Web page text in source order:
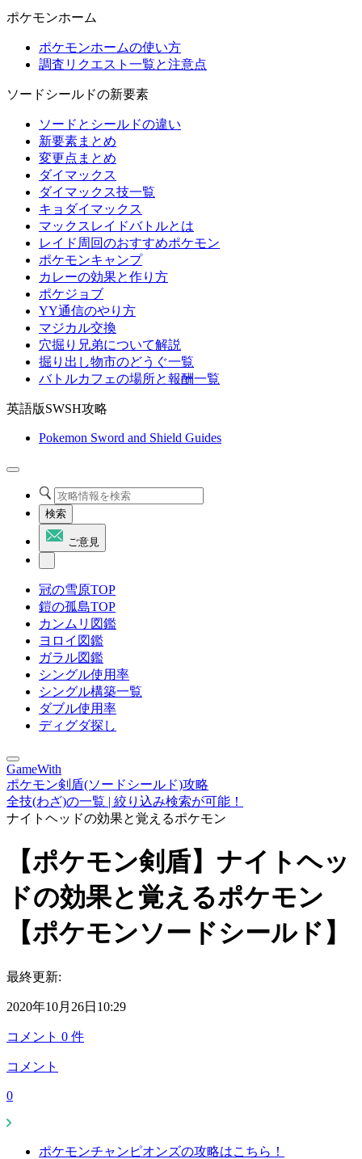
ポケモンホーム
ポケモンホームの使い方
調査リクエスト一覧と注意点
ソードシールドの新要素
ソードとシールドの違い
新要素まとめ
変更点まとめ
ダイマックス
ダイマックス技一覧
キョダイマックス
マックスレイドバトルとは
レイド周回のおすすめポケモン
ポケモンキャンプ
カレーの効果と作り方
ポケジョブ
YY通信のやり方
マジカル交換
穴掘り兄弟について解説
掘り出し物市のどうぐ一覧
バトルカフェの場所と報酬一覧
英語版SWSH攻略
Pokemon Sword and Shield Guides
検索
ご意見
冠の雪原TOP
鎧の孤島TOP
カンムリ図鑑
ヨロイ図鑑
ガラル図鑑
シングル使用率
シングル構築一覧
ダブル使用率
ディグダ探し
GameWith
ポケモン剣盾(ソードシールド)攻略
全技(わざ)の一覧 | 絞り込み検索が可能！
ナイトヘッドの効果と覚えるポケモン
【ポケモン剣盾】ナイトヘッ
ドの効果と覚えるポケモン
【ポケモンソードシールド】
最終更新:
2020年10月26日10:29
コメント 0 件
コメント
0
ポケモンチャンピオンズの攻略はこちら！